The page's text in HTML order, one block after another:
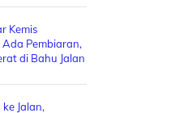
Kemis
Pembiaran,
di Bahu Jalan
Jalan,